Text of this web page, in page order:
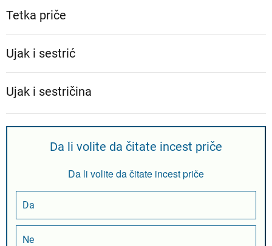
Tetka priče
Ujak i sestrić
Ujak i sestričina
Da li volite da čitate incest priče
Da li volite da čitate incest priče
Da
Ne